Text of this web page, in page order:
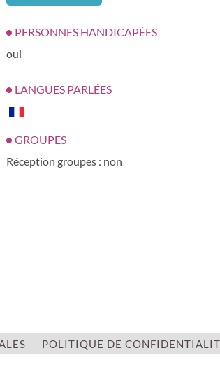
PERSONNES HANDICAPÉES
oui
LANGUES PARLÉES
GROUPES
Réception groupes : non
POLITIQUE DE